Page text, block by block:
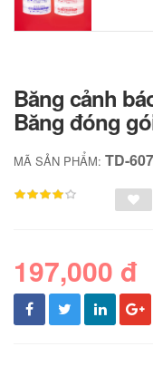
Băng cảnh
Băng đóng
MÃ SẢN PHẨM: TD-
197,000 đ